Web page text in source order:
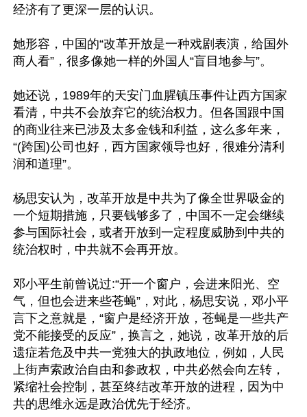
经济有了更深一层的认识。
她形容，中国的“改革开放是一种戏剧表演，给国外
商人看”，很多像她一样的外国人“盲目地参与”。
她还说，1989年的天安门血腥镇压事件让西方国家
看清，中共不会放弃它的统治权力。但各国跟中国
的商业往来已涉及太多金钱和利益，这么多年来，
“(跨国)公司也好，西方国家领导也好，很难分清利
润和道理”。
杨思安认为，改革开放是中共为了像全世界吸金的
一个短期措施，只要钱够多了，中国不一定会继续
参与国际社会，或者开放到一定程度威胁到中共的
统治权时，中共就不会再开放。
邓小平生前曾说过:“开一个窗户，会进来阳光、空
气，但也会进来些苍蝇”，对此，杨思安说，邓小平
言下之意就是，“窗户是经济开放，苍蝇是一些共产
党不能接受的反应”，换言之，她说，改革开放的后
遗症若危及中共一党独大的执政地位，例如，人民
上街声索政治自由和参政权，中共必然会向左转，
紧缩社会控制，甚至终结改革开放的进程，因为中
共的思维永远是政治优先于经济。